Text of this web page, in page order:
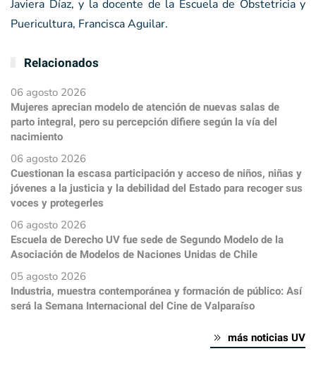
Javiera Díaz, y la docente de la Escuela de Obstetricia y
Puericultura, Francisca Aguilar.
Relacionados
06 agosto 2026
Mujeres aprecian modelo de atención de nuevas salas de
parto integral, pero su percepción difiere según la vía del
nacimiento
06 agosto 2026
Cuestionan la escasa participación y acceso de niños, niñas y
jóvenes a la justicia y la debilidad del Estado para recoger sus
voces y protegerles
06 agosto 2026
Escuela de Derecho UV fue sede de Segundo Modelo de la
Asociación de Modelos de Naciones Unidas de Chile
05 agosto 2026
Industria, muestra contemporánea y formación de público: Así
será la Semana Internacional del Cine de Valparaíso
más noticias UV